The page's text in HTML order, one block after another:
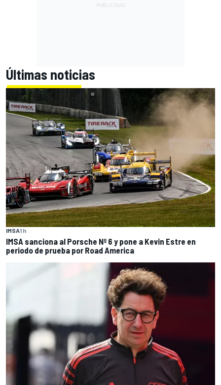
Últimas noticias
IMSA1 h
IMSA sanciona al Porsche Nº 6 y pone a Kevin Estre en
periodo de prueba por Road America